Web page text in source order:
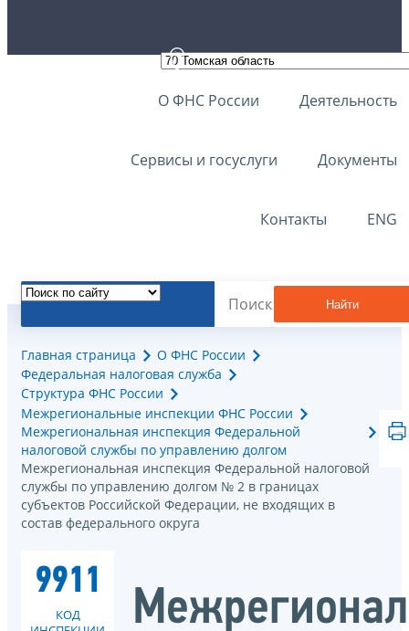
О ФНС России Деятельность
Сервисы и госуслуги Документы
Контакты ENG
Найти
Главная страница
О ФНС России
Федеральная налоговая служба
Структура ФНС России
Межрегиональные инспекции ФНС России
Межрегиональная инспекция Федеральной
налоговой службы по управлению долгом
Межрегиональная инспекция Федеральной налоговой
службы по управлению долгом № 2 в границах
субъектов Российской Федерации, не входящих в
состав федерального округа
9911
КОД